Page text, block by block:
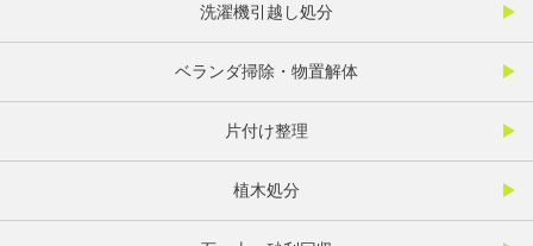
洗濯機引越し処分
ベランダ掃除・物置解体
片付け整理
植木処分